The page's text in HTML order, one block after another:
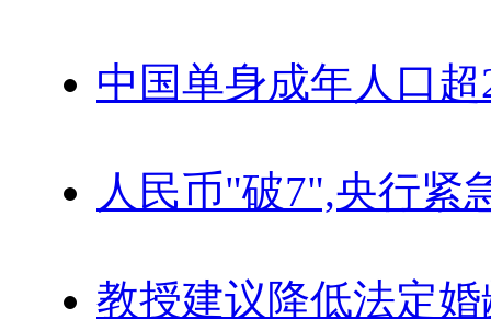
中国单身成年人口超
人民币"破7",央行紧
教授建议降低法定婚